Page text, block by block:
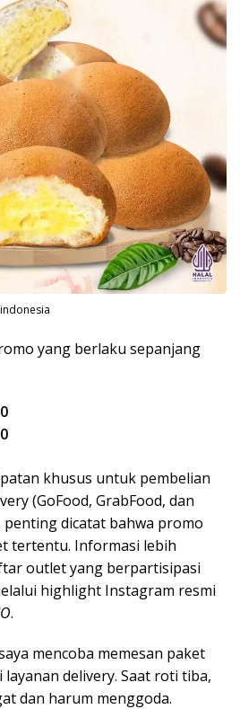
yang berlaku sepanjang
khusus untuk pembelian
(GoFood, GrabFood, dan
penting dicatat bahwa promo
tertentu. Informasi lebih
outlet yang berpartisipasi
highlight Instagram resmi
.
mencoba memesan paket
layanan delivery. Saat roti tiba,
dan harum menggoda.